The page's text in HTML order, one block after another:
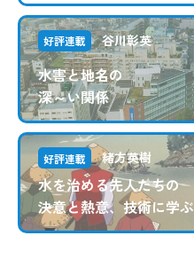
好評連載 谷川彰英
水害と地名の
深～い関係
好評連載 緒方英樹
水を治める先人たちの
決意と熱意、技術に学ぶ